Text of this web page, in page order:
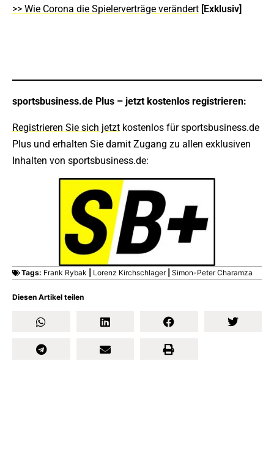
Diesen Artikel teilen
>> Wie Corona die Spielerverträge verändert [Exklusiv]
sportsbusiness.de Plus – jetzt kostenlos registrieren:
Registrieren Sie sich jetzt kostenlos für sportsbusiness.de
Plus und erhalten Sie damit Zugang zu allen exklusiven
Inhalten von sportsbusiness.de:
Tags: Frank Rybak Lorenz Kirchschlager| Simon-Peter Charamza